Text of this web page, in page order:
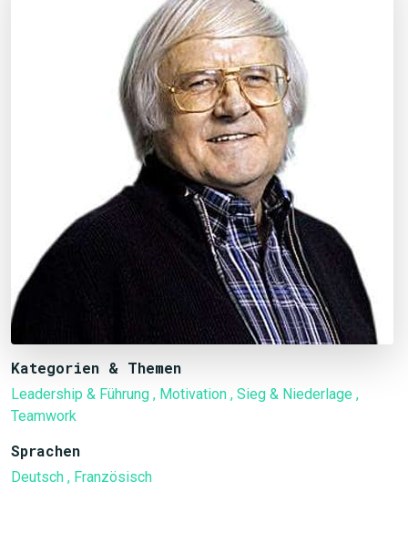
Kategorien & Themen
Leadership & Führung , Motivation , Sieg & Niederlage ,
Teamwork
Sprachen
Deutsch , Französisch